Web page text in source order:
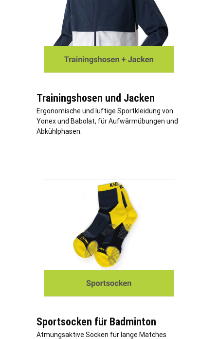
Trainingshosen und Jacken
Ergonomische und luftige Sportkleidung von
Yonex und Babolat, für Aufwärmübungen und
Abkühlphasen.
Sportsocken für Badminton
Atmungsaktive Socken für lange Matches